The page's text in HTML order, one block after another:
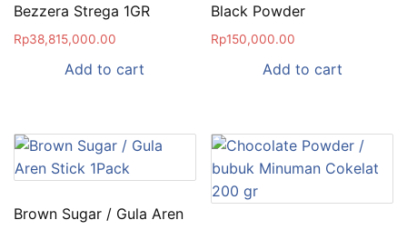
Bezzera Strega 1GR
Rp38,815,000.00
Add to cart
Black Powder
Rp150,000.00
Add to cart
Brown Sugar / Gula Aren